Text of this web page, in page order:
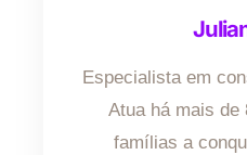
Especialista em
Atua há mais de
famílias a